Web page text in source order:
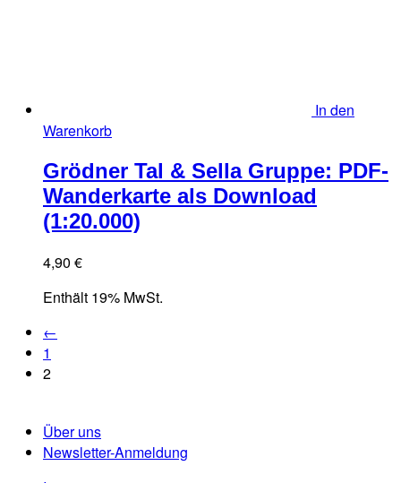
In den
Warenkorb
Grödner Tal & Sella Gruppe: PDF-
Wanderkarte als Download
(1:20.000)
4,90 €
Enthält 19% MwSt.
←
1
2
Über uns
Newsletter-Anmeldung